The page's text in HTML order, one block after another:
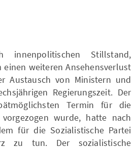
Stillstand,
weiteren Ansehensverlust
Austausch von Ministern und
Regierungszeit. Der
Termin für die
wurde, hatte nach
für die Sozialistische Partei
zu tun. Der sozialistische